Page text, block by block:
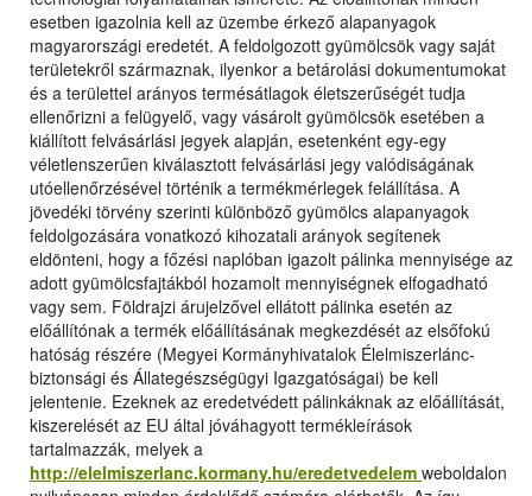
esetben igazolnia kell az üzembe érkező alapanyagok
magyarországi eredetét. A feldolgozott gyümölcsök vagy saját
területekről származnak, ilyenkor a betárolási dokumentumokat
és a területtel arányos termésátlagok életszerűségét tudja
ellenőrizni a felügyelő, vagy vásárolt gyümölcsök esetében a
kiállított felvásárlási jegyek alapján, esetenként egy-egy
véletlenszerűen kiválasztott felvásárlási jegy valódiságának
utóellenőrzésével történik a termékmérlegek felállítása. A
jövedéki törvény szerinti különböző gyümölcs alapanyagok
feldolgozására vonatkozó kihozatali arányok segítenek
eldönteni, hogy a főzési naplóban igazolt pálinka mennyisége az
adott gyümölcsfajtákból hozamolt mennyiségnek elfogadható
vagy sem. Földrajzi árujelzővel ellátott pálinka esetén az
előállítónak a termék előállításának megkezdését az elsőfokú
hatóság részére (Megyei Kormányhivatalok Élelmiszerlánc-
biztonsági és Állategészségügyi Igazgatóságai) be kell
jelentenie. Ezeknek az eredetvédett pálinkáknak az előállítását,
kiszerelését az EU által jóváhagyott termékleírások
tartalmazzák, melyek a
http://elelmiszerlanc.kormany.hu/eredetvedelem weboldalon